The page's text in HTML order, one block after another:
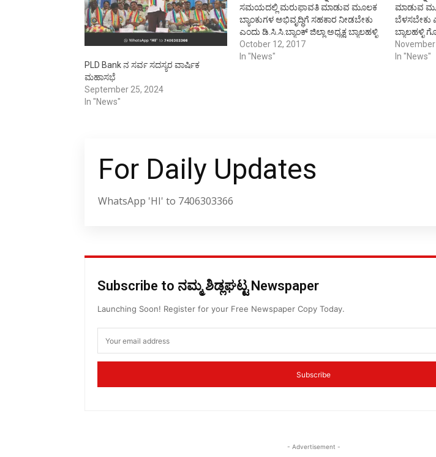
PLD Bank ನ ಸರ್ವ ಸದಸ್ಯರ ವಾರ್ಷಿಕ
ಮಹಾಸಭೆ
September 25, 2024
In "News"
ಸಮಯದಲ್ಲಿ ಮರುಫಾವತಿ ಮಾಡುವ ಮೂಲಕ
ಬ್ಯಾಂಕುಗಳ ಅಭಿವೃದ್ಧಿಗೆ ಸಹಕಾರ ನೀಡಬೇಕು
ಎಂದು ಡಿ.ಸಿ.ಸಿ.ಬ್ಯಾಂಕ್ ಜಿಲ್ಲಾ ಅಧ್ಯಕ್ಷ ಬ್ಯಾಲಹಳ್ಳಿ
ಗೋವಿಂದೇಗೌಡ ಹೇಳಿದರು. ನಗರದ ರೇಷ್ಮೆ
ಬೆಳೆಗಾರರು ಸೇವಾ ಸಹಕಾರಿ ಬ್ಯಾಂಕಿನ
October 12, 2017
In "News"
ಮಾಡುವ
ಬೆಳಸಬೇಕು
ಬ್ಯಾಲಹಳ್ಳಿ
ತಾಲ್ಲೂಕಿನ
ಬುಧವಾರ
In "News"
For Daily Updates
WhatsApp 'HI' to 7406303366
Subscribe to ನಮ್ಮ ಶಿಡ್ಲಘಟ್ಟ Newspaper
Launching Soon! Register for your Free Newspaper Copy Today.
Subscribe
- Advertisement -